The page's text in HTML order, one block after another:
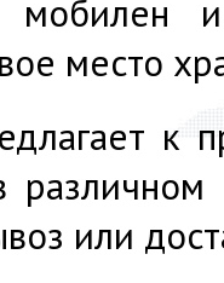
место
к
или